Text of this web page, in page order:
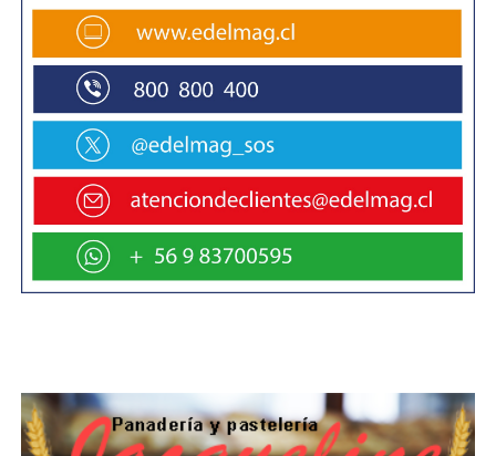
entregándolo a los grandes empresariados, este
es un negocio que nunca pierde, para las AFP las
ganancias diarias son sobre 900 millones de
pesos diarios y las pensiones siguen, son y
seguirán con este proyecto siendo miserables.
Esperamos quienes votaron a favor de seguir
avanzando con este proyecto revisen las cifras
actuales de las míseras pensiones y se pongan
del lado de los trabajadores y trabajadoras, 10
mil pesos de reajuste es una burla para quienes
resultado, se necesita jubilación decente ahora,
termino señalando Avendaño.